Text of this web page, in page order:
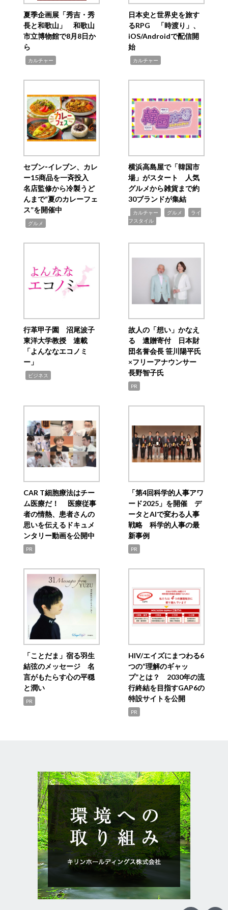
夏季企画展「秀吉・秀
長と和歌山」 和歌山
市立博物館で8月8日か
ら
カルチャー
日本史と世界史を旅す
るRPG 「時渡り」、
iOS/Androidで配信開
始
カルチャー
セブン‐イレブン、カレ
ー15商品を一斉投入
名店監修から冷製うど
んまで“夏のカレーフェ
ス”を開催中
グルメ
横浜高島屋で「韓国市
場」がスタート 人気
グルメから雑貨まで約
30ブランドが集結
カルチャー グルメ
ライ
フスタイル
行革甲子園 沼尾波子
東洋大学教授 連載
「よんななエコノミ
ー」
ビジネス
故人の「想い」かなえ
る 遺贈寄付 日本財
団名誉会長 笹川陽平氏
×フリーアナウンサー
長野智子氏
PR
CAR T細胞療法はチー
ム医療だ！ 医療従事
者の情熱、患者さんの
思いを伝えるドキュメ
ンタリー動画を公開中
PR
「第4回科学的人事アワ
ード2025」を開催 デ
ータとAIで変わる人事
戦略 科学的人事の最
新事例
PR
「ことだま」宿る羽生
結弦のメッセージ 名
言がもたらす心の平穏
と潤い
PR
HIV/エイズにまつわる6
つの“理解のギャッ
プ”とは？ 2030年の流
行終結を目指すGAP6の
特設サイトを公開
PR